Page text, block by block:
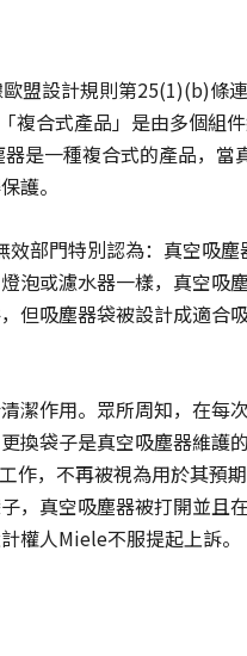
盟設計規則第25(1)(b)條
合式產品」是由多個組
是一種複合式的產品，當
護。
部門特別認為：真空吸
泡或濾水器一樣，真空吸
但吸塵器袋被設計成適合
潔作用。眾所周知，在每
換袋子是真空吸塵器維護
，不再被視為用於其預
，真空吸塵器被打開並且
權人Miele不服提起上訴。